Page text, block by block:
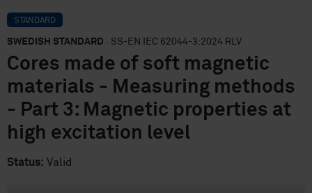
STANDARD
SWEDISH STANDARD · SS-EN IEC 62044-3:2024 RLV
Cores made of soft magnetic
materials - Measuring methods
- Part 3: Magnetic properties at
high excitation level
Status: Valid